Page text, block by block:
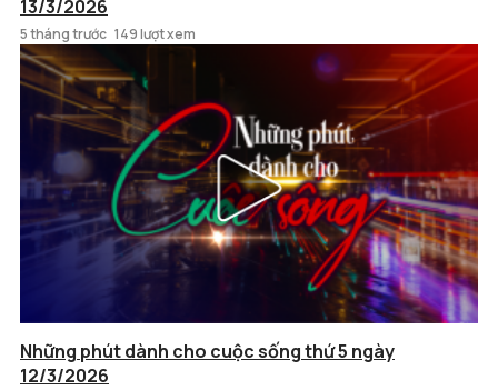
13/3/2026
5 tháng trước 149 lượt xem
Những phút dành cho cuộc sống thứ 5 ngày
12/3/2026